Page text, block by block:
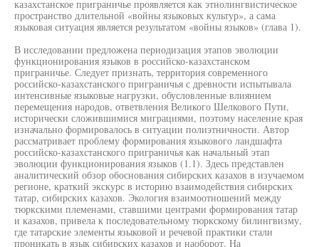
казахстанское приграничье проявляется как этнолингвистическое
пространство длительной «войны языковых культур», а сама
языковая ситуация является результатом «войны языков» (глава 1).
В исследовании предложена периодизация этапов эволюции
функционирования языков в российско-казахстанском
приграничье. Следует признать, территория современного
российско-казахстанского приграничья с древности испытывала
интенсивные языковые нагрузки, обусловленные влиянием
перемещения народов, ответвления Великого Шелкового Пути,
исторически сложившимися миграциями, поэтому население края
изначально формировалось в ситуации полиэтничности. Автор
рассматривает проблему формирования языкового ландшафта
российско-казахстанского приграничья как начальный этап
эволюции функционирования языков (1.1). Здесь представлен
аналитический обзор обоснования сибирских казахов в изучаемом
регионе, краткий экскурс в историю взаимодействия сибирских
татар, сибирских казахов. Экология взаимоотношений между
тюркскими племенами, ставшими центрами формирования татар
и казахов, привела к последовательному тюркскому билингвизму,
где татарские элементы языковой и речевой практики стали
проникать в язык сибирских казахов и наоборот. На